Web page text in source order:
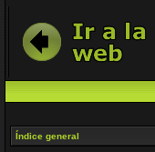
Índice general